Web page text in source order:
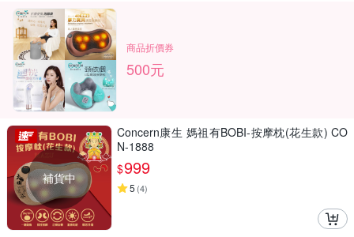
商品折價券
500元
補貨中
Concern康生 媽祖有BOBI-按摩枕(花生款) CO
N-1888
$999
5 (4)